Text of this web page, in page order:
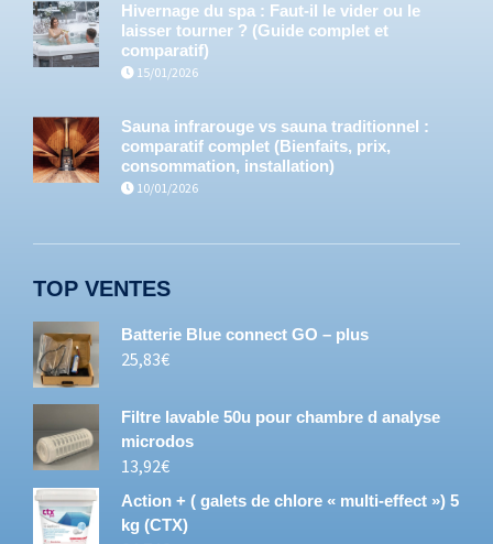
Hivernage du spa : Faut-il le vider ou le
laisser tourner ? (Guide complet et
comparatif)
15/01/2026
Sauna infrarouge vs sauna traditionnel :
comparatif complet (Bienfaits, prix,
consommation, installation)
10/01/2026
TOP VENTES
Batterie Blue connect GO – plus
25,83€
Filtre lavable 50u pour chambre d analyse
microdos
13,92€
Action + ( galets de chlore « multi-effect ») 5
kg (CTX)